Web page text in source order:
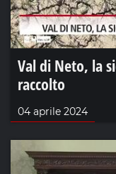
Val di Neto, la
raccolto
04 aprile 2024